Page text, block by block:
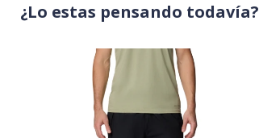
¿Lo estas pensando todavía?